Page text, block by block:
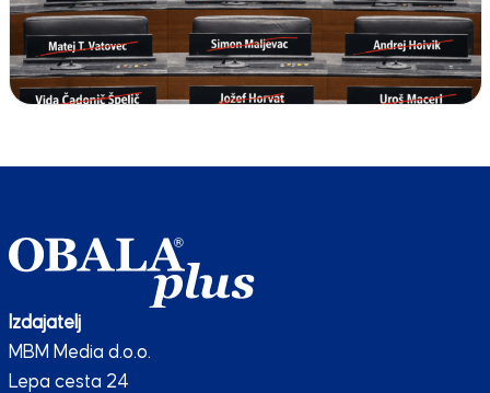
Izdajatelj
MBM Media d.o.o.
Lepa cesta 24